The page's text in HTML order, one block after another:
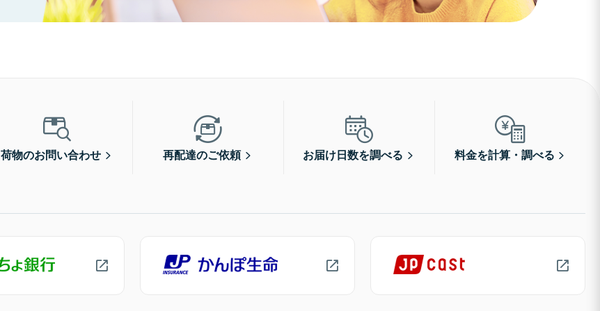
荷物のお問い合わせ 再配達のご依頼 お届け日数を調べる 料金を計算・調べる